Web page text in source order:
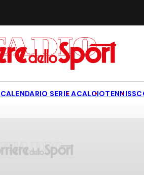
CALENDARIO SERIE ACALCIOTENNIS